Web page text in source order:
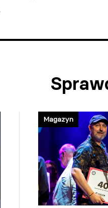
Magazyn